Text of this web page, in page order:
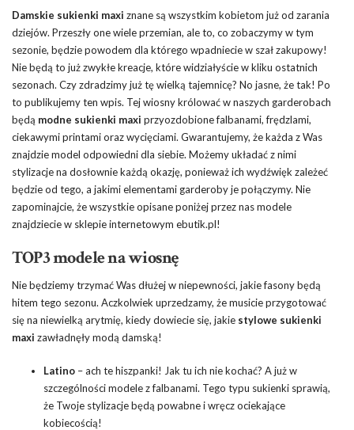
Damskie sukienki maxi znane są wszystkim kobietom już od zarania
dziejów. Przeszły one wiele przemian, ale to, co zobaczymy w tym
sezonie, będzie powodem dla którego wpadniecie w szał zakupowy!
Nie będą to już zwykłe kreacje, które widziałyście w kliku ostatnich
sezonach. Czy zdradzimy już tę wielką tajemnicę? No jasne, że tak! Po
to publikujemy ten wpis. Tej wiosny królować w naszych garderobach
będą modne sukienki maxi przyozdobione falbanami, frędzlami,
ciekawymi printami oraz wycięciami. Gwarantujemy, że każda z Was
znajdzie model odpowiedni dla siebie. Możemy układać z nimi
stylizacje na dosłownie każdą okazję, ponieważ ich wydźwięk zależeć
będzie od tego, a jakimi elementami garderoby je połączymy. Nie
zapominajcie, że wszystkie opisane poniżej przez nas modele
znajdziecie w sklepie internetowym ebutik.pl!
TOP3 modele na wiosnę
Nie będziemy trzymać Was dłużej w niepewności, jakie fasony będą
hitem tego sezonu. Aczkolwiek uprzedzamy, że musicie przygotować
się na niewielką arytmię, kiedy dowiecie się, jakie stylowe sukienki
maxi zawładnęły modą damską!
Latino – ach te hiszpanki! Jak tu ich nie kochać? A już w
szczególności modele z falbanami. Tego typu sukienki sprawią,
że Twoje stylizacje będą powabne i wręcz ociekające
kobiecością!